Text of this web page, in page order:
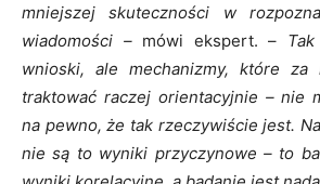
mniejszej skuteczności w
wiadomości –mówi ekspert. –
wnioski, ale mechanizmy, które za
traktować raczej orientacyjnie – nie
na pewno, że tak rzeczywiście jest.
nie są to wyniki przyczynowe – to